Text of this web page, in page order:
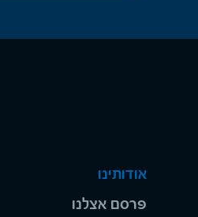
אודותינו
פרסם אצלנו